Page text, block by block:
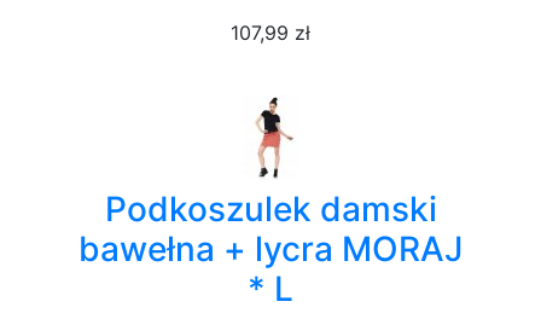
107,99 zł
Podkoszulek damski
bawełna + lycra MORAJ
* L